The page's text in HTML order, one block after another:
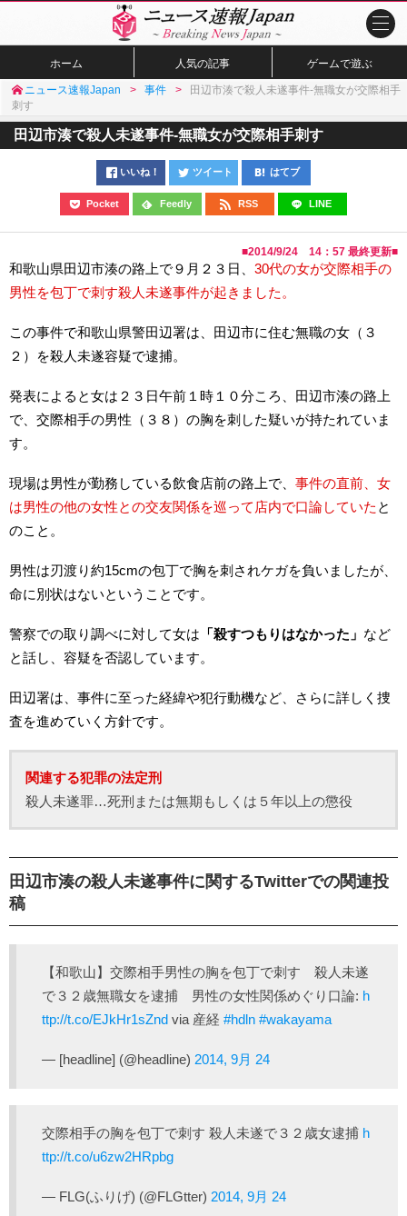
ホーム 人気の記事 ゲームで遊ぶ
ニュース速報Japan 事件
田辺市湊で殺人未遂事件-無職女が交際相手
刺す
田辺市湊で殺人未遂事件-無職女が交際相手刺す
いいね！ ツイート はてブ
Pocket Feedly RSS LINE
■2014/9/24 14：57 最終更新■
和歌山県田辺市湊の路上で９月２３日、 30代の女が交際相手の
男性を包丁で刺す殺人未遂事件が起きました。
この事件で和歌山県警田辺署は、田辺市に住む無職の女（３
２）を殺人未遂容疑で逮捕。
発表によると女は２３日午前１時１０分ころ、田辺市湊の路上
で、交際相手の男性（３８）の胸を刺した疑いが持たれていま
す。
現場は男性が勤務している飲食店前の路上で、 事件の直前、女
は男性の他の女性との交友関係を巡って店内で口論していた と
のこと。
男性は刃渡り約15cmの包丁で胸を刺されケガを負いましたが、
命に別状はないということです。
警察での取り調べに対して女は 「殺すつもりはなかった」 など
と話し、容疑を否認しています。
田辺署は、事件に至った経緯や犯行動機など、さらに詳しく捜
査を進めていく方針です。
関連する犯罪の法定刑
殺人未遂罪…死刑または無期もしくは５年以上の懲役
田辺市湊の殺人未遂事件に関するTwitterでの関連投
稿
【和歌山】交際相手男性の胸を包丁で刺す 殺人未遂
で３２歳無職女を逮捕 男性の女性関係めぐり口論: h
ttp://t.co/EJkHr1sZnd via 産経 #hdln #wakayama
— [headline] (@headline) 2014, 9月 24
交際相手の胸を包丁で刺す 殺人未遂で３２歳女逮捕 h
ttp://t.co/u6zw2HRpbg
— FLG(ふりげ) (@FLGtter) 2014, 9月 24